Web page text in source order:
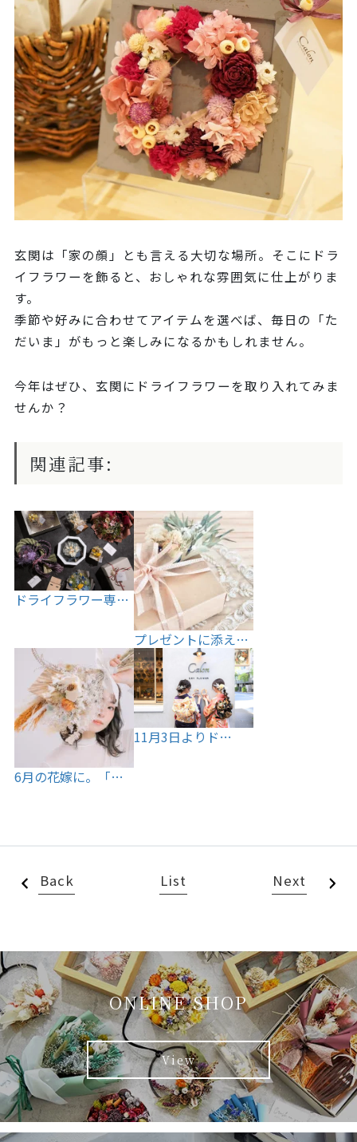
玄関は「家の顔」とも言える大切な場所。そこにドラ
イフラワーを飾ると、おしゃれな雰囲気に仕上がりま
す。
季節や好みに合わせてアイテムを選べば、毎日の「た
だいま」がもっと楽しみになるかもしれません。
今年はぜひ、玄関にドライフラワーを取り入れてみま
せんか？
関連記事:
ドライフラワー専…
プレゼントに添え…
6月の花嫁に。「…
11月3日よりド…
Back List Next
ONLINE SHOP
View